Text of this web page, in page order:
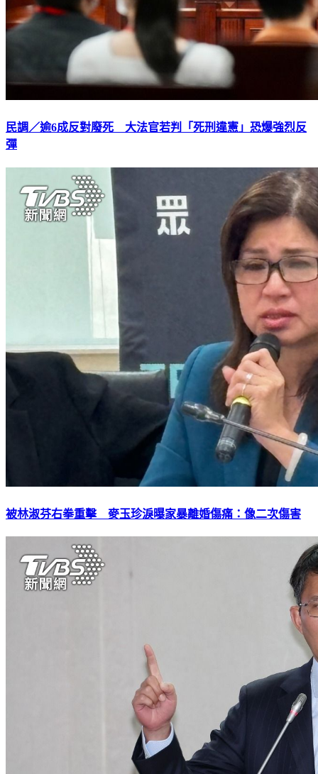
民調／逾6成反對廢死 大法官若判「死刑違憲」恐爆強烈反
彈
被林淑芬右拳重擊 麥玉珍淚曝家暴離婚傷痛：像二次傷害